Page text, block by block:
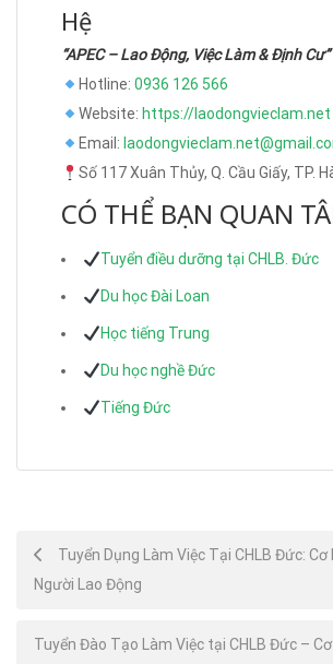
Hệ
“APEC – Lao Động, Việc Làm & Định Cư”
Hotline: 0936 126 566
Website: https://laodongvieclam.net
Email:
Số 117 Xuân Thủy, Q. Cầu Giấy, TP.
CÓ THỂ BẠN QUAN
Tuyển điều dưỡng tại CHLB. Đức
Du học Đài Loan
Học tiếng Trung
Du học nghề Đức
Tiếng Đức
Post
navigation
Tuyển Dụng Làm Việc Tại CHLB Đức: Cơ
Người Lao Động
Tuyển Đào Tạo Làm Việc tại CHLB Đức –